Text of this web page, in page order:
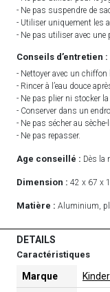
- Ne pas suspendre de
- Utiliser uniquement les
- Ne pas utiliser avec une
Conseils d’entretien :
- Nettoyer avec un
- Rincer à l’eau douce
- Ne pas plier ni stocker
- Conserver dans un
- Ne pas sécher au sèche-
- Ne pas repasser.
Age conseillé : Dès la
Dimension : 42 x 67 x
Matière : Aluminium,
DETAILS
Caractéristiques
Marque